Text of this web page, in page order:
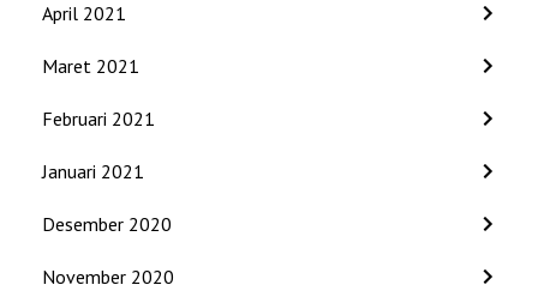
April 2021
Maret 2021
Februari 2021
Januari 2021
Desember 2020
November 2020